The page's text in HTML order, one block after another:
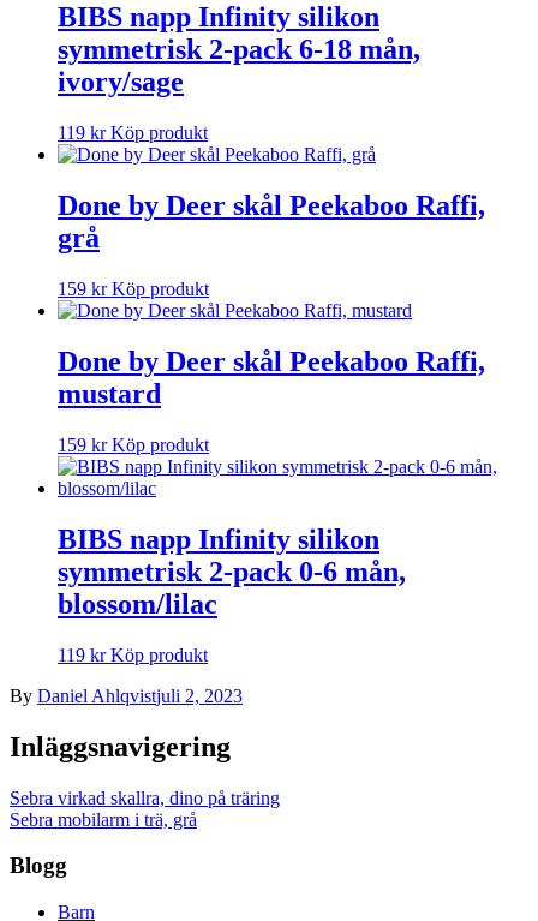
BIBS napp Infinity silikon
symmetrisk 2-pack 6-18 mån,
ivory/sage
119 kr Köp produkt
Done by Deer skål Peekaboo Raffi,
grå
159 kr Köp produkt
Done by Deer skål Peekaboo Raffi,
mustard
159 kr Köp produkt
BIBS napp Infinity silikon
symmetrisk 2-pack 0-6 mån,
blossom/lilac
119 kr Köp produkt
By Daniel Ahlqvistjuli 2, 2023
Inläggsnavigering
Sebra virkad skallra, dino på träring
Sebra mobilarm i trä, grå
Blogg
Barn